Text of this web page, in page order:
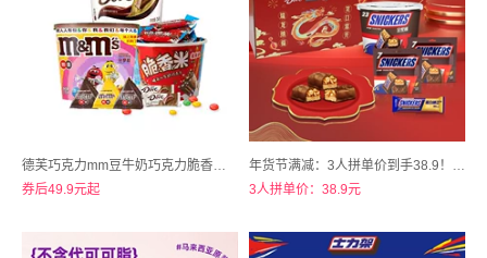
德芙巧克力mm豆牛奶巧克力脆香米3桶装
券后49.9元起
年货节满减：3人拼单价到手38.9！速囤！士力架年货礼盒740g
3人拼单价：38.9元